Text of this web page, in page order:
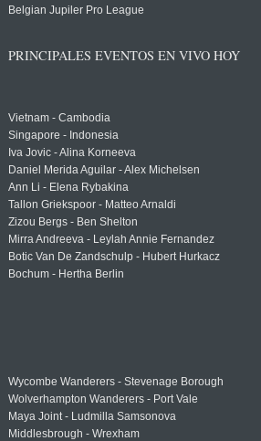
Belgian Jupiler Pro League
PRINCIPALES EVENTOS EN VIVO HOY
Vietnam - Cambodia
Singapore - Indonesia
Iva Jovic - Alina Korneeva
Daniel Merida Aguilar - Alex Michelsen
Ann Li - Elena Rybakina
Tallon Griekspoor - Matteo Arnaldi
Zizou Bergs - Ben Shelton
Mirra Andreeva - Leylah Annie Fernandez
Botic Van De Zandschulp - Hubert Hurkacz
Bochum - Hertha Berlin
Wycombe Wanderers - Stevenage Borough
Wolverhampton Wanderers - Port Vale
Maya Joint - Ludmilla Samsonova
Middlesbrough - Wrexham